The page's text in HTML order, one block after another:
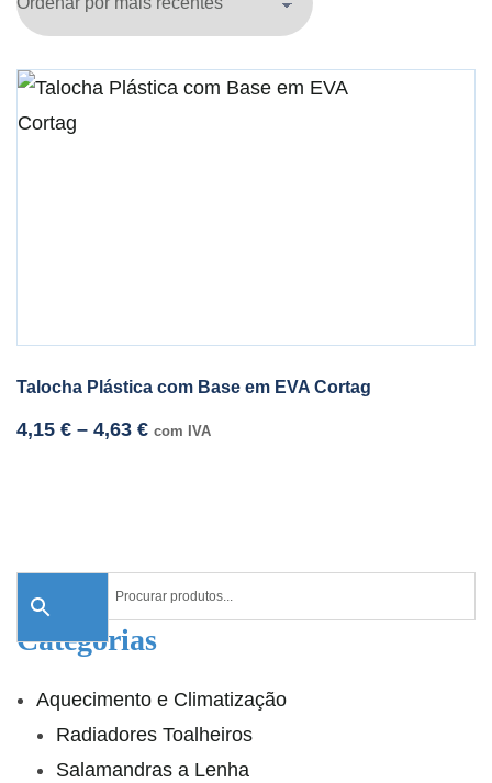
Talocha Plástica com Base em EVA Cortag
4,15 € – 4,63 € com IVA
Categorias
Aquecimento e Climatização
Radiadores Toalheiros
Salamandras a Lenha